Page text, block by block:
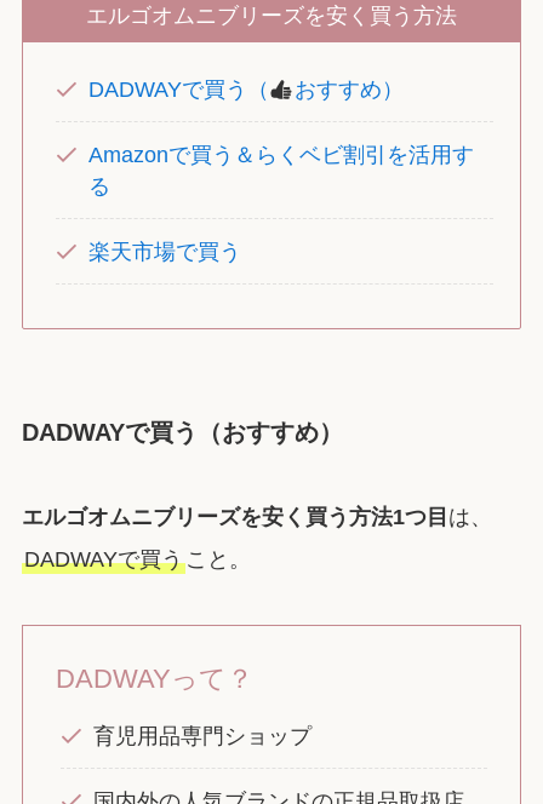
エルゴオムニブリーズを安く買う方法
DADWAYで買う（ おすすめ）
Amazonで買う＆らくベビ割引を活用す
る
楽天市場で買う
DADWAYで買う（おすすめ）
エルゴオムニブリーズを安く買う方法1つ目 は、
DADWAYで買うこと。
DADWAYって？
育児用品専門ショップ